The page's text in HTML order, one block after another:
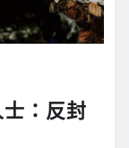
：反封